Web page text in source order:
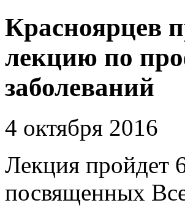
Красноярцев
лекцию по
заболеваний
4 октября 2016
Лекция пройдет
посвященных